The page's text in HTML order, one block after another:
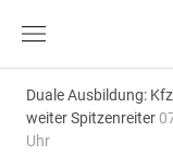
Duale Ausbildung:
weiter Spitzenreiter
Uhr